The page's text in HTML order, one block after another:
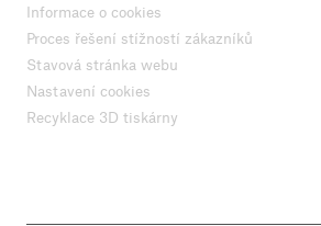
Informace o cookies
Proces řešení stížností zákazníků
Stavová stránka webu
Nastavení cookies
Recyklace 3D tiskárny